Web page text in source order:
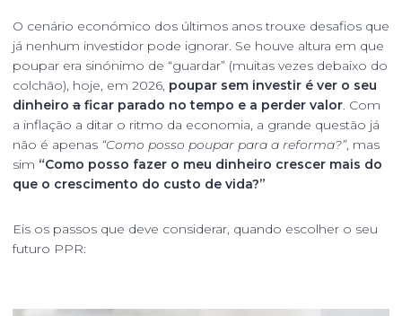
O cenário económico dos últimos anos trouxe desafios que
já nenhum investidor pode ignorar. Se houve altura em que
poupar era sinónimo de “guardar” (muitas vezes debaixo do
colchão), hoje, em 2026, poupar sem investir é ver o seu
dinheiro a ficar parado no tempo e a perder valor. Com
a inflação a ditar o ritmo da economia, a grande questão já
não é apenas “Como posso poupar para a reforma?”, mas
sim “Como posso fazer o meu dinheiro crescer mais do
que o crescimento do custo de vida?”
Eis os passos que deve considerar, quando escolher o seu
futuro PPR: